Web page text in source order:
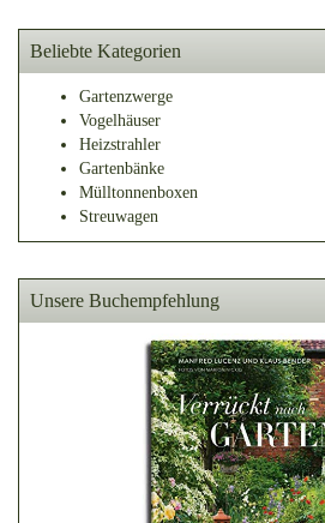
Beliebte Kategorien
Gartenzwerge
Vogelhäuser
Heizstrahler
Gartenbänke
Mülltonnenboxen
Streuwagen
Unsere Buchempfehlung